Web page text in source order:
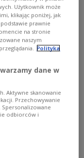
Użytkownik może
klikając poniżej, jak
prawnie
na stronie
naszym
Polityka
dane w
Aktywne skanowanie
Przechowywanie
odbiorców i